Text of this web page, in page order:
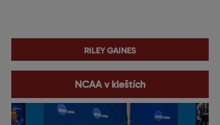
Riley Gaines
NCAA v kleštích